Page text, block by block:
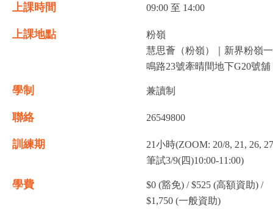
上課時間 09:00 至 14:00
上課地點
粉嶺
慧思薈（粉嶺）｜新界粉嶺一
鳴路23號牽晴間地下G20號舖
學制 兼讀制
聯絡 26549800
訓練期
21小時(ZOOM: 20/8, 21, 26,
筆試3/9(四)10:00-11:00)
學費
$0 (豁免) / $525 (高額資助) /
$1,750 (一般資助)